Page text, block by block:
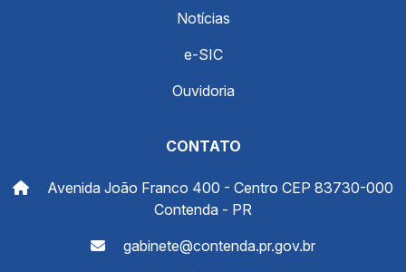
Notícias
e-SIC
Ouvidoria
CONTATO
Avenida João Franco 400 - Centro CEP 83730-000
Contenda - PR
gabinete@contenda.pr.gov.br